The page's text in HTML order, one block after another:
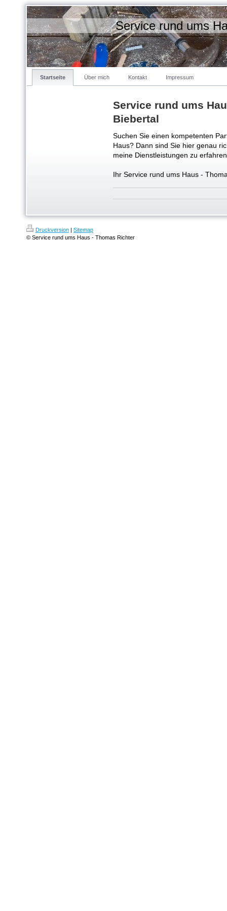
Service rund ums
Startseite Über mich Kontakt Impressum
Service rund ums
Biebertal
Suchen Sie einen kompetenten
Haus? Dann sind Sie hier genau
meine Dienstleistungen zu
Ihr Service rund ums Haus -
Druckversion | Sitemap
© Service rund ums Haus - Thomas Richter